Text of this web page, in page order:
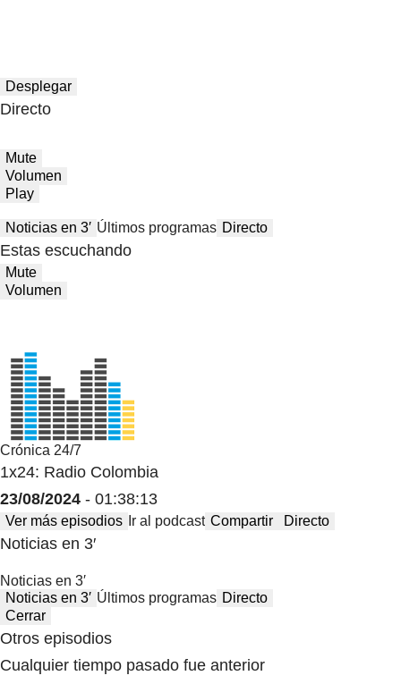
Desplegar
Directo
Mute
Volumen
Play
Noticias en 3′ Últimos programas Directo
Estas escuchando
Mute
Volumen
Crónica 24/7
1x24: Radio Colombia
23/08/2024 - 01:38:13
Ver más episodios Ir al podcast Compartir Directo
Noticias en 3′
Noticias en 3′
Noticias en 3′ Últimos programas Directo
Cerrar
Otros episodios
Cualquier tiempo pasado fue anterior